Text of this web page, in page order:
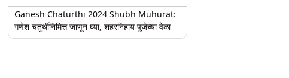
Ganesh Chaturthi 2024 Shubh Muhurat:
गणेश चतुर्थीनिमित्त जाणून घ्या, शहरनिहाय पूजेच्या वेळा